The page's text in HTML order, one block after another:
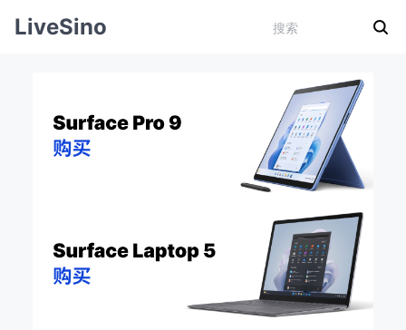
LiveSino